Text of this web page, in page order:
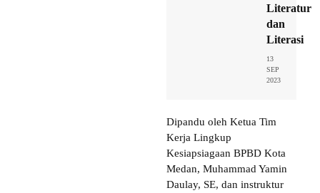
Literatur
dan
Literasi
13
SEP
2023
Dipandu oleh Ketua Tim
Kerja Lingkup
Kesiapsiagaan BPBD Kota
Medan, Muhammad Yamin
Daulay, SE, dan instruktur